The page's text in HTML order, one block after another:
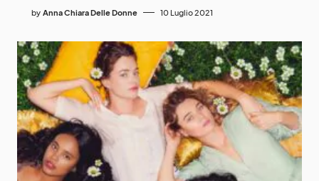
by Anna Chiara Delle Donne 10 Luglio 2021